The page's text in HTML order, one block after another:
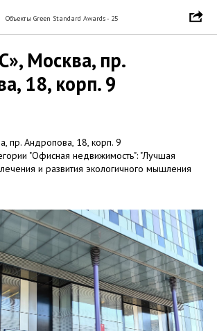
Объекты Green Standard Awards - 25
Москва, пр.
18, корп. 9
пр. Андропова, 18, корп. 9
"Офисная недвижимость": "Лучшая
и развития экологичного мышления